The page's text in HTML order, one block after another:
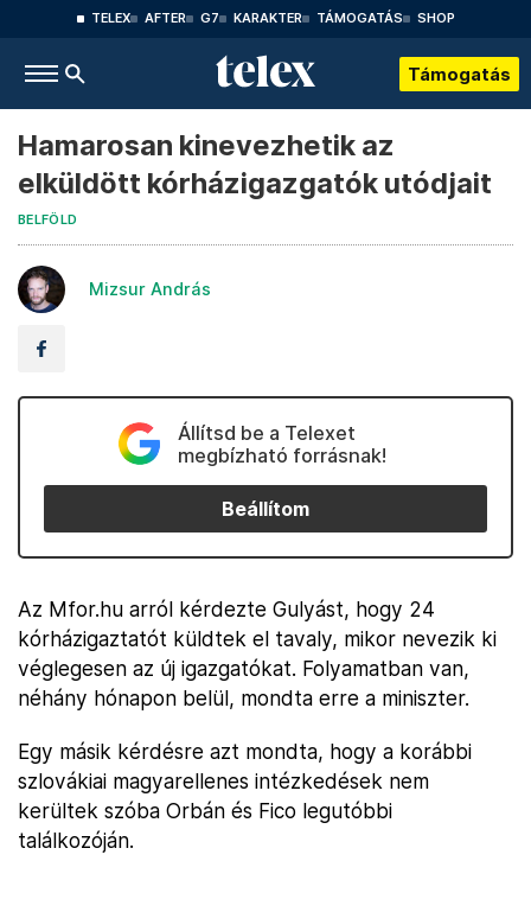
TELEX AFTER G7 KARAKTER TÁMOGATÁS SHOP
Támogatás
Hamarosan kinevezhetik az
elküldött kórházigazgatók utódjait
BELFÖLD
Mizsur András
Állítsd be a Telexet
megbízható forrásnak!
Beállítom
Az Mfor.hu arról kérdezte Gulyást, hogy 24
kórházigaztatót küldtek el tavaly, mikor nevezik ki
véglegesen az új igazgatókat. Folyamatban van,
néhány hónapon belül, mondta erre a miniszter.
Egy másik kérdésre azt mondta, hogy a korábbi
szlovákiai magyarellenes intézkedések nem
kerültek szóba Orbán és Fico legutóbbi
találkozóján.